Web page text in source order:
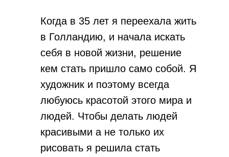
Когда в 35 лет я переехала жить
в Голландию, и начала искать
себя в новой жизни, решение
кем стать пришло само собой. Я
художник и поэтому всегда
любуюсь красотой этого мира и
людей. Чтобы делать людей
красивыми а не только их
рисовать я решила стать